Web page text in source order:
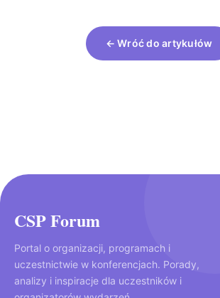
← Wróć do artykułów
CSP Forum
Portal o organizacji, programach i
uczestnictwie w konferencjach. Porady,
analizy i inspiracje dla uczestników i